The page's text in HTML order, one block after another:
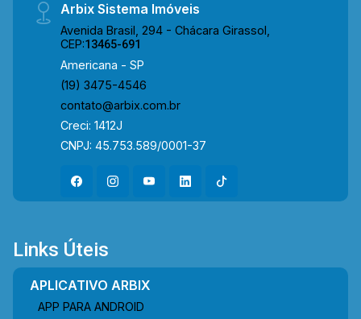
Arbix Sistema Imóveis
Avenida Brasil, 294 - Chácara Girassol,
CEP:13465-691
Americana - SP
(19) 3475-4546
contato@arbix.com.br
Creci: 1412J
CNPJ: 45.753.589/0001-37
Links Úteis
APLICATIVO ARBIX
APP PARA ANDROID